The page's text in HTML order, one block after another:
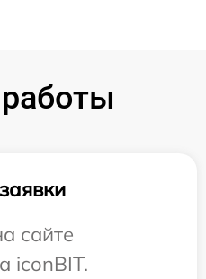
сайте
iconBIT.